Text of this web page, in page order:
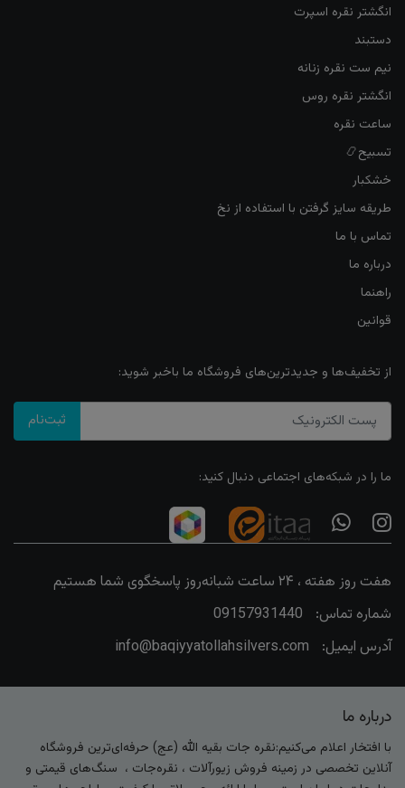
انگشتر نقره اسپرت
دستبند
نیم ست نقره زنانه
انگشتر نقره روس
ساعت نقره
تسبیح📿
خشکبار
طریقه سایز گرفتن با استفاده از نخ
تماس با ما
درباره ما
راهنما
قوانین
از تخفیف‌ها و جدیدترین‌های فروشگاه ما باخبر شوید:
ثبت‌نام
ما را در شبکه‌های اجتماعی دنبال کنید:
هفت روز هفته ، ۲۴ ساعت شبانه‌روز پاسخگوی شما هستیم
شماره تماس:
09157931440
آدرس ایمیل:
info@baqiyyatollahsilvers.com
درباره ما
با افتخار اعلام می‌کنیم:نقره جات بقیه الله (عج) حرفه‌ای‌ترین فروشگاه
آنلاین تخصصی در زمینه فروش زیورآلات ، نقره‌جات ، سنگ‌های قیمتی و